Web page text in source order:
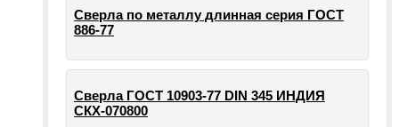
Сверла по металлу длинная серия ГОСТ
886-77
Сверла ГОСТ 10903-77 DIN 345 ИНДИЯ
СКХ-070800